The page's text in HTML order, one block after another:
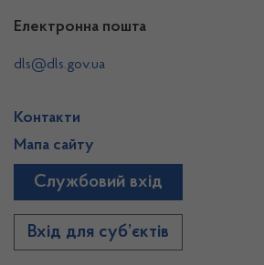
Електронна пошта
dls@dls.gov.ua
Контакти
Мапа сайту
Службовий вхід
Вхід для суб’єктів